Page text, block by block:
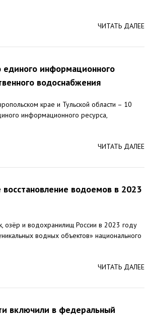
ЧИТАТЬ ДАЛЕЕ
единого информационного
водоснабжения
крае и Тульской области – 10
информационного ресурса,
ЧИТАТЬ ДАЛЕЕ
водоемов в 2023
озёр и водохранилищ России в 2023 году
водных объектов» национального
ЧИТАТЬ ДАЛЕЕ
включили в федеральный